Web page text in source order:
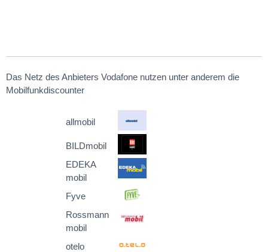
Das Netz des Anbieters Vodafone nutzen unter anderem die
Mobilfunkdiscounter
allmobil
BILDmobil
EDEKA
mobil
Fyve
Rossmann
mobil
otelo